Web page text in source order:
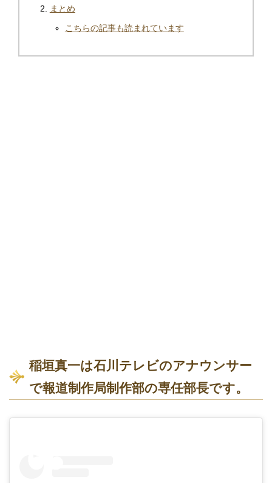
まとめ
こちらの記事も読まれています
稲垣真一は石川テレビのアナウンサー
で報道制作局制作部の専任部長です。